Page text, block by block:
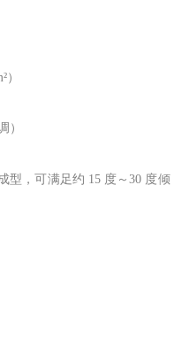
）
型，可满足约 15 度～30 度倾